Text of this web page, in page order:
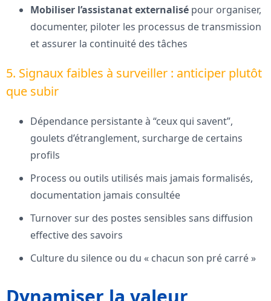
Mobiliser l’assistanat externalisé pour organiser,
documenter, piloter les processus de transmission
et assurer la continuité des tâches
5. Signaux faibles à surveiller : anticiper plutôt
que subir
Dépendance persistante à “ceux qui savent”,
goulets d’étranglement, surcharge de certains
profils
Process ou outils utilisés mais jamais formalisés,
documentation jamais consultée
Turnover sur des postes sensibles sans diffusion
effective des savoirs
Culture du silence ou du « chacun son pré carré »